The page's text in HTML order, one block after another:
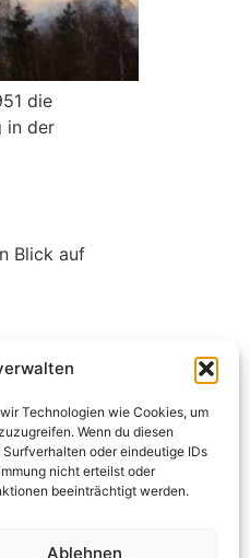
Technologien wie Cookies, um
Wenn du diesen
oder eindeutige IDs
nicht erteilst oder
beeinträchtigt werden.
Ablehnen
die
in der
Blick auf
würde,
beschäftigt?